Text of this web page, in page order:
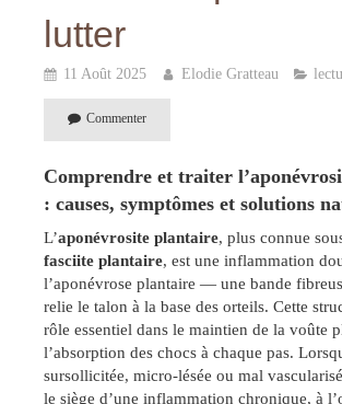
lutter
11 Août 2025 Elodie Gratteau
Commenter
Comprendre et traiter
: causes, symptômes et solutions
L’aponévrosite plantaire, plus connue
fasciite plantaire, est une inflammation
l’aponévrose plantaire — une bande
relie le talon à la base des orteils. Cette
rôle essentiel dans le maintien de la voûte
l’absorption des chocs à chaque pas.
sursollicitée, micro-lésée ou mal
le siège d’une inflammation chronique, à